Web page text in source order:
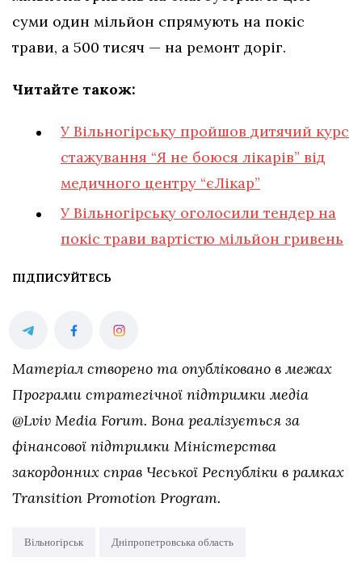
суми один мільйон спрямують на покіс
трави, а 500 тисяч — на ремонт доріг.
Читайте також:
У Вільногірську пройшов дитячий курс
стажування “Я не боюся лікарів” від
медичного центру “єЛікар”
У Вільногірську оголосили тендер на
покіс трави вартістю мільйон гривень
ПІДПИСУЙТЕСЬ
Матеріал створено та опубліковано в межах
Програми стратегічної підтримки медіа
@Lviv Media Forum. Вона реалізується за
фінансової підтримки Міністерства
закордонних справ Чеської Республіки в рамках
Transition Promotion Program.
Вільногірськ Дніпропетровська область